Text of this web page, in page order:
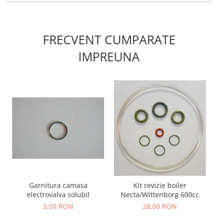
FRECVENT CUMPARATE
IMPREUNA
Garnitura camasa
electrovalva solubil
3,50 RON
Kit revizie boiler
Necta/Wittenborg 600cc
28,00 RON